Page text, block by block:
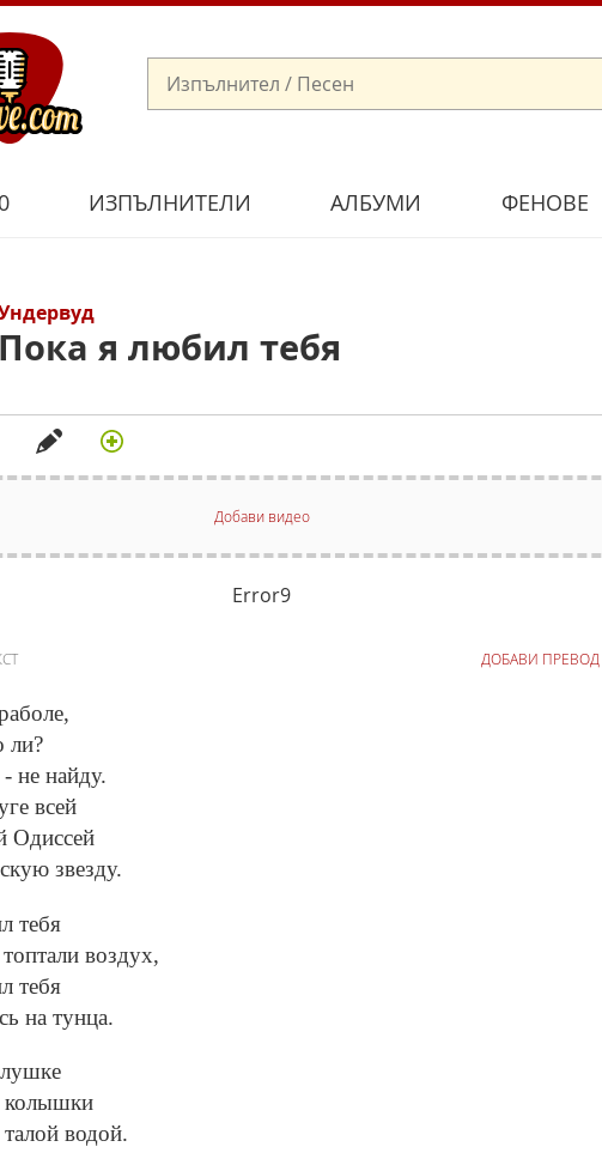
ИЗПЪЛНИТЕЛИ АЛБУМИ ФЕНОВЕ
Пока я любил тебя
Добави видео
Error9
ли?
не найду.
всей
звезду.
тебя
воздух,
тебя
на тунца.
водой.
ДОБАВИ ПРЕВОД